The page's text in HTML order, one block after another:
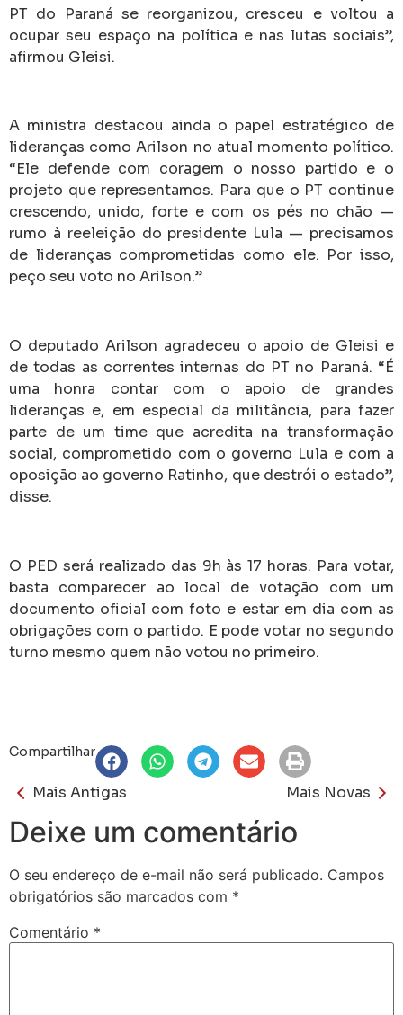
PT do Paraná se reorganizou, cresceu e voltou a
ocupar seu espaço na política e nas lutas sociais”,
afirmou Gleisi.
A ministra destacou ainda o papel estratégico de
lideranças como Arilson no atual momento político.
“Ele defende com coragem o nosso partido e o
projeto que representamos. Para que o PT continue
crescendo, unido, forte e com os pés no chão —
rumo à reeleição do presidente Lula — precisamos
de lideranças comprometidas como ele. Por isso,
peço seu voto no Arilson.”
O deputado Arilson agradeceu o apoio de Gleisi e
de todas as correntes internas do PT no Paraná. “É
uma honra contar com o apoio de grandes
lideranças e, em especial da militância, para fazer
parte de um time que acredita na transformação
social, comprometido com o governo Lula e com a
oposição ao governo Ratinho, que destrói o estado”,
disse.
O PED será realizado das 9h às 17 horas. Para votar,
basta comparecer ao local de votação com um
documento oficial com foto e estar em dia com as
obrigações com o partido. E pode votar no segundo
turno mesmo quem não votou no primeiro.
Compartilhar
Mais Antigas Mais Novas
Deixe um comentário
O seu endereço de e-mail não será publicado. Campos
obrigatórios são marcados com *
Comentário *